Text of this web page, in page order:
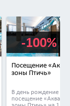
Посещение «Аква-
зоны Птичь»
В день рождение
посещение «Аква-
-100%